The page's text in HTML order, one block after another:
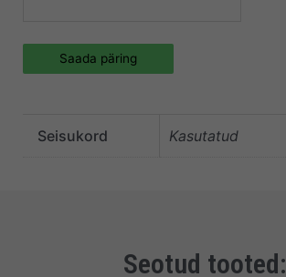
Saada päring
Seisukord Kasutatud
Seotud tooted: